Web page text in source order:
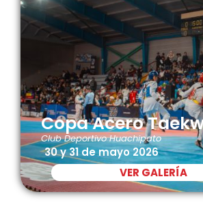
Copa Acero
Club Deportivo Huachipato
30 y 31 de mayo 2026
VER GALERÍA